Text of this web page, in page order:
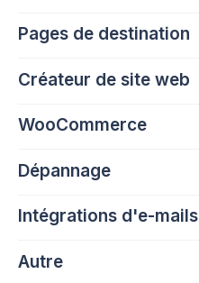
Pages de destination
Créateur de site web
WooCommerce
Dépannage
Intégrations d'e-mails
Autre